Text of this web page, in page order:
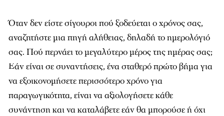
Όταν δεν είστε σίγουροι πού ξοδεύεται ο χρόνος σας,
αναζητήστε μια πηγή αλήθειας, δηλαδή το ημερολόγιό
σας. Πού περνάει το μεγαλύτερο μέρος της ημέρας σας;
Εάν είναι σε συναντήσεις, ένα σταθερό πρώτο βήμα για
να εξοικονομήσετε περισσότερο χρόνο για
παραγωγικότητα, είναι να αξιολογήσετε κάθε
συνάντηση και να καταλάβετε εάν θα μπορούσε ή όχι